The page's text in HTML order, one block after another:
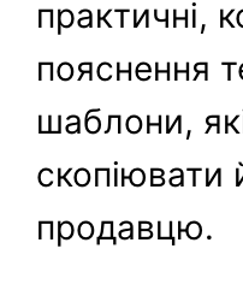
практичні,
пояснення
шаблони,
скопіювати
продавцю.